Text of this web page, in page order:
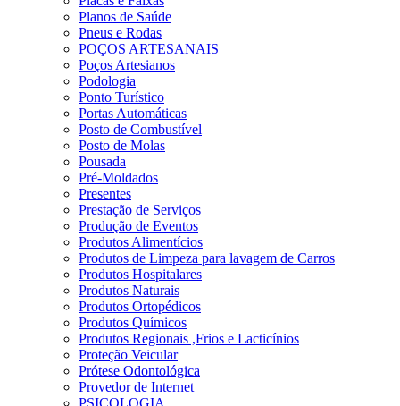
Planos de Saúde
Pneus e Rodas
POÇOS ARTESANAIS
Poços Artesianos
Podologia
Ponto Turístico
Portas Automáticas
Posto de Combustível
Posto de Molas
Pousada
Pré-Moldados
Presentes
Prestação de Serviços
Produção de Eventos
Produtos Alimentícios
Produtos de Limpeza para lavagem de Carros
Produtos Hospitalares
Produtos Naturais
Produtos Ortopédicos
Produtos Químicos
Produtos Regionais ,Frios e Lacticínios
Proteção Veicular
Prótese Odontológica
Provedor de Internet
PSICOLOGIA